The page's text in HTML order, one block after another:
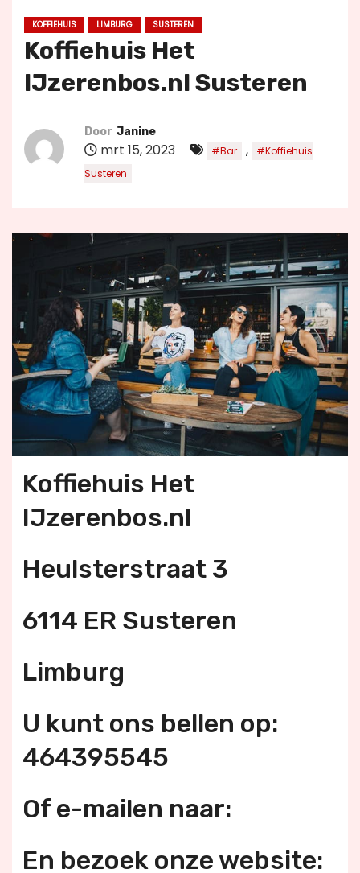
KOFFIEHUIS LIMBURG SUSTEREN
Koffiehuis Het
IJzerenbos.nl Susteren
Door Janine
mrt 15, 2023 #Bar ,
#Koffiehuis
Susteren
Koffiehuis Het
IJzerenbos.nl
Heulsterstraat 3
6114 ER Susteren
Limburg
U kunt ons bellen op:
464395545
Of e-mailen naar:
En bezoek onze website: